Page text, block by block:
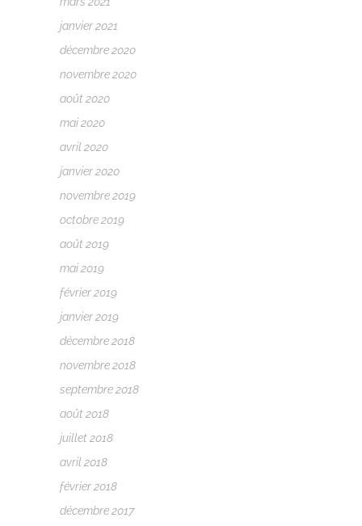
janvier 2021
décembre 2020
novembre 2020
août 2020
mai 2020
avril 2020
janvier 2020
novembre 2019
octobre 2019
août 2019
mai 2019
février 2019
janvier 2019
décembre 2018
novembre 2018
septembre 2018
août 2018
juillet 2018
avril 2018
février 2018
décembre 2017